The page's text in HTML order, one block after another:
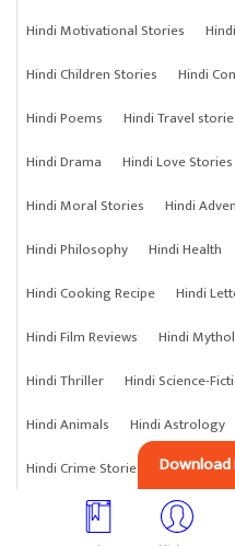
Hindi Motivational Stories
Hindi Children Stories
Hindi
Hindi Poems
Hindi Travel
Hindi Drama
Hindi Love Stories
Hindi Moral Stories
Hindi
Hindi Philosophy
Hindi Health
Hindi Cooking Recipe
Hindi
Hindi Film Reviews
Hindi
Hindi Thriller
Hindi Science-
Hindi Animals
Hindi Astrology
Hindi Crime Stories
Download